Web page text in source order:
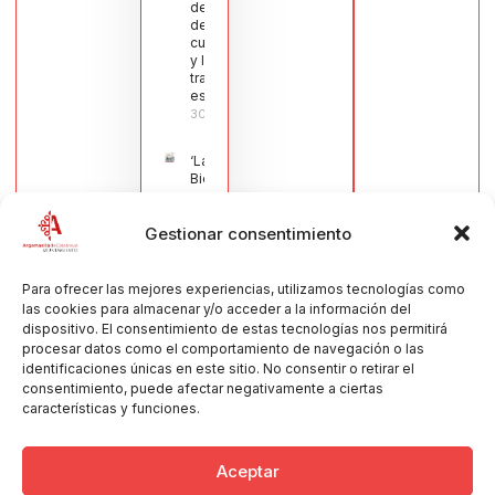
Gestionar consentimiento
Para ofrecer las mejores experiencias, utilizamos tecnologías como
las cookies para almacenar y/o acceder a la información del
dispositivo. El consentimiento de estas tecnologías nos permitirá
procesar datos como el comportamiento de navegación o las
identificaciones únicas en este sitio. No consentir o retirar el
consentimiento, puede afectar negativamente a ciertas
características y funciones.
Aceptar
del sector
de la
cuchillería
y la navaja
tradicional
española
30/07/2026
‘La
Bienvenida’,
estampa de
de la Virgen
Muñoz
Muñoz,
anuncia las
Fiestas
Patronales
2026
30/07/2026